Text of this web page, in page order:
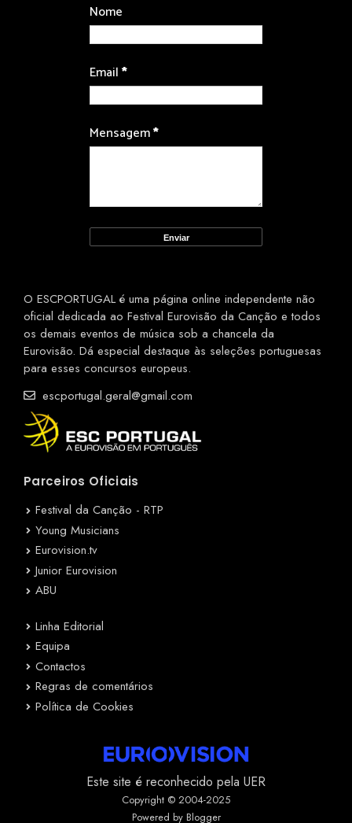
Nome
Email*
Mensagem*
O ESCPORTUGAL é uma página online independente não
oficial dedicada ao Festival Eurovisão da Canção e todos
os demais eventos de música sob a chancela da
Eurovisão. Dá especial destaque às seleções portuguesas
para esses concursos europeus.
escportugal.geral@gmail.com
Parceiros Oficiais
Festival da Canção - RTP
Young Musicians
Eurovision.tv
Junior Eurovision
ABU
Linha Editorial
Equipa
Contactos
Regras de comentários
Política de Cookies
Este site é reconhecido pela UER
Copyright © 2004-2025
Powered by Blogger